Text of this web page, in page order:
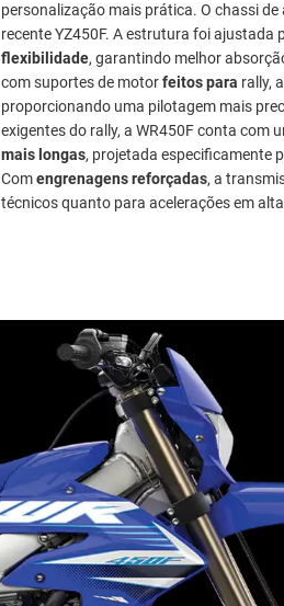
personalização mais prática. O chassi
recente YZ450F. A estrutura foi ajustada
flexibilidade, garantindo melhor
com suportes de motorfeitos para rally,
proporcionando uma pilotagem mais
exigentes do rally, a WR450F conta com
mais longas, projetada especificamente
Comengrenagens reforçadas, a
técnicos quanto para acelerações em